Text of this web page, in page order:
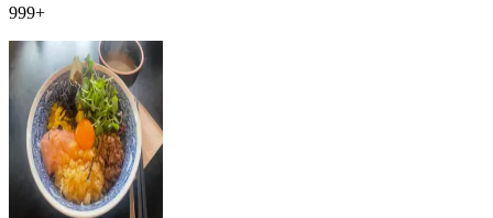
999+